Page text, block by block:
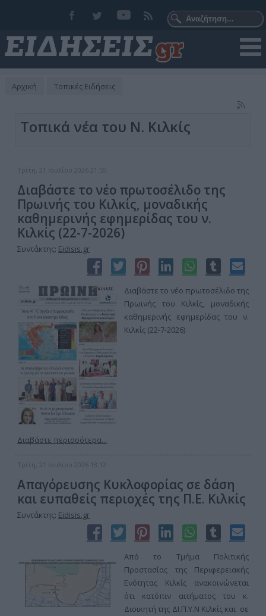
Αρχική Τοπικές Ειδήσεις
Τοπικά νέα του Ν. Κιλκίς
Τρίτη, 21 Ιουλίου 2026 21:55
Διαβάστε το νέο πρωτοσέλιδο της
Πρωινής του Κιλκίς, μοναδικής
καθημερινής εφημερίδας του ν.
Κιλκίς (22-7-2026)
Συντάκτης: Eidisis.gr
Διαβάστε το νέο πρωτοσέλιδο της
Πρωινής του Κιλκίς, μοναδικής
καθημερινής εφημερίδας του ν.
Κιλκίς (22-7-2026)
Διαβάστε περισσότερα...
Τρίτη, 21 Ιουλίου 2026 13:12
Απαγόρευσης Κυκλοφορίας σε δάση
και ευπαθείς περιοχές της Π.Ε. Κιλκίς
Συντάκτης: Eidisis.gr
Από το Τμήμα Πολιτικής
Προστασίας της Περιφερειακής
Ενότητας Κιλκίς ανακοινώνεται
ότι κατόπιν αιτήματος του κ.
Διοικητή της ΔΙ.Π.Υ.Ν Κιλκίς και σε